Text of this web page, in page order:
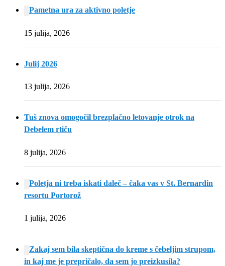
Pametna ura za aktivno poletje
15 julija, 2026
Julij 2026
13 julija, 2026
Tuš znova omogočil brezplačno letovanje otrok na
Debelem rtiču
8 julija, 2026
Poletja ni treba iskati daleč – čaka vas v St. Bernardin
resortu Portorož
1 julija, 2026
Zakaj sem bila skeptična do kreme s čebeljim strupom,
in kaj me je prepričalo, da sem jo preizkusila?